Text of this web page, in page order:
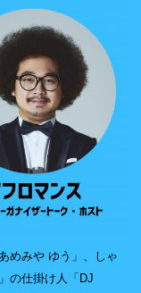
めみや ゆう」、しゃ
の仕掛け人「DJ